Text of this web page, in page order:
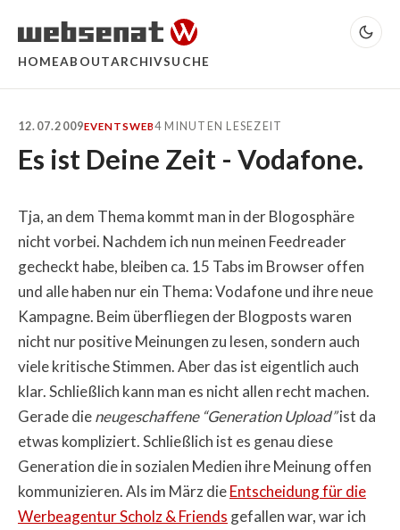
HOMEABOUTARCHIVSUCHE
12.07.2009EVENTSWEB4 MINUTEN LESEZEIT
Es ist Deine Zeit - Vodafone.
Tja, an dem Thema kommt man in der Blogosphäre
nicht vorbei. Nachdem ich nun meinen Feedreader
gecheckt habe, bleiben ca. 15 Tabs im Browser offen
und alle haben nur ein Thema: Vodafone und ihre neue
Kampagne. Beim überfliegen der Blogposts waren
nicht nur positive Meinungen zu lesen, sondern auch
viele kritische Stimmen. Aber das ist eigentlich auch
klar. Schließlich kann man es nicht allen recht machen.
Gerade dieneugeschaffene “Generation Upload”ist da
etwas kompliziert. Schließlich ist es genau diese
Generation die in sozialen Medien ihre Meinung offen
kommunizieren. Als im März dieEntscheidung für die
Werbeagentur Scholz & Friends gefallen war, war ich